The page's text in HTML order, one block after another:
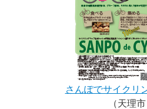
さんぽでサイクリ
（天理市